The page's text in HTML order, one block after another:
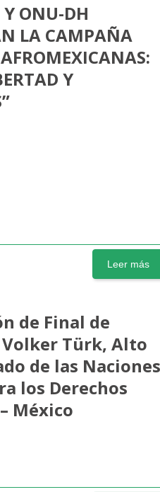
ONU-DH
LA CAMPAÑA
Y
Leer más
de Final de
Türk, Alto
de las Naciones
los Derechos
México